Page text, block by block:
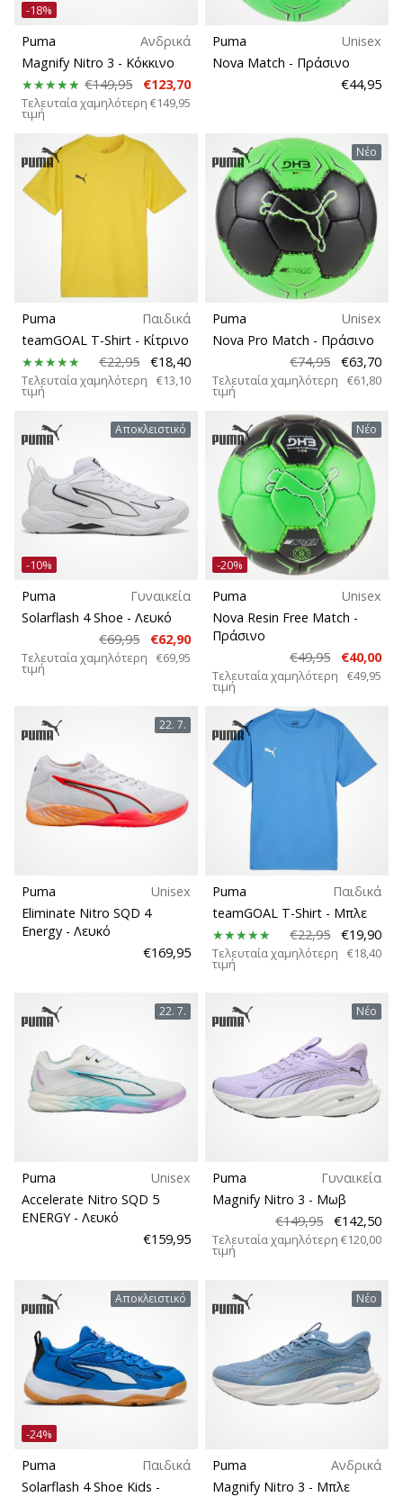
άρθρων
Αθλητισμός
Βιωσιμότητα
Ιδιότητες
Υπαίθριο
Τύπος διαδρομής
Τύποι παπουτσιών
Βάρος
-18%
Puma
Ανδρικά
Magnify Nitro 3 - Κόκκινο
€149,95
€123,70
Τελευταία χαμηλότερη
τιμή
€149,95
Puma
Unisex
Nova Match - Πράσινο
€44,95
Puma
Παιδικά
teamGOAL T-Shirt - Κίτρινο
€22,95
€18,40
Τελευταία χαμηλότερη
τιμή
€13,10
Νέο
Puma
Unisex
Nova Pro Match - Πράσινο
€74,95
€63,70
Τελευταία χαμηλότερη
τιμή
€61,80
Αποκλειστικό
-10%
Puma
Γυναικεία
Solarflash 4 Shoe - Λευκό
€69,95
€62,90
Τελευταία χαμηλότερη
τιμή
€69,95
Νέο
-20%
Puma
Unisex
Nova Resin Free Match -
Πράσινο
€49,95
€40,00
Τελευταία χαμηλότερη
τιμή
€49,95
22. 7.
Puma
Unisex
Eliminate Nitro SQD 4
Energy - Λευκό
€169,95
Puma
Παιδικά
teamGOAL T-Shirt - Μπλε
€22,95
€19,90
Τελευταία χαμηλότερη
τιμή
€18,40
22. 7.
Puma
Unisex
Accelerate Nitro SQD 5
ENERGY - Λευκό
€159,95
Νέο
Puma
Γυναικεία
Magnify Nitro 3 - Μωβ
€149,95
€142,50
Τελευταία χαμηλότερη
τιμή
€120,00
Αποκλειστικό
-24%
Puma
Παιδικά
Solarflash 4 Shoe Kids -
Νέο
Puma
Ανδρικά
Magnify Nitro 3 - Μπλε